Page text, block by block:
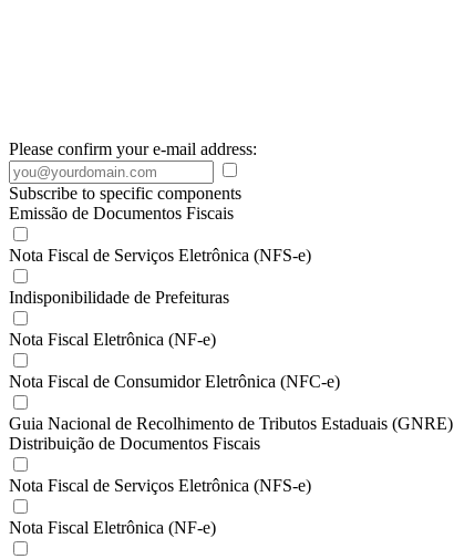
Please confirm your e-mail address:
Subscribe to specific components
Emissão de Documentos Fiscais
Nota Fiscal de Serviços Eletrônica (NFS-e)
Indisponibilidade de Prefeituras
Nota Fiscal Eletrônica (NF-e)
Nota Fiscal de Consumidor Eletrônica (NFC-e)
Guia Nacional de Recolhimento de Tributos Estaduais (GNRE)
Distribuição de Documentos Fiscais
Nota Fiscal de Serviços Eletrônica (NFS-e)
Nota Fiscal Eletrônica (NF-e)